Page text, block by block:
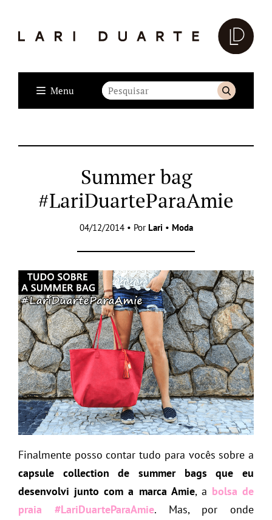
Menu
Summer bag
#LariDuarteParaAmie
04/12/2014 • Por Lari • Moda
Finalmente posso contar tudo para vocêssobre a
capsule collection de summer bags
que eu
desenvolvi junto com a marca Amie, a bolsa de
praia #LariDuarteParaAmie.Mas, por onde